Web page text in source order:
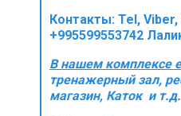
Контакты: Tel,
+995599553742
В нашем комплексе
тренажерный зал,
магазин, Каток и т.д.
ПРОЖИВАНИЕ
Квартиры
Коттеджи
Отели